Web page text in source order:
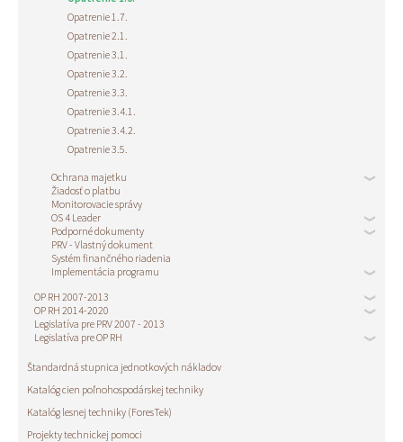
Opatrenie 1.7.
Opatrenie 2.1.
Opatrenie 3.1.
Opatrenie 3.2.
Opatrenie 3.3.
Opatrenie 3.4.1.
Opatrenie 3.4.2.
Opatrenie 3.5.
Ochrana majetku
Žiadosť o platbu
Monitorovacie správy
OS 4 Leader
Podporné dokumenty
PRV - Vlastný dokument
Systém finančného riadenia
Implementácia programu
OP RH 2007-2013
OP RH 2014-2020
Legislatíva pre PRV 2007 - 2013
Legislatíva pre OP RH
Štandardná stupnica jednotkových nákladov
Katalóg cien poľnohospodárskej techniky
Katalóg lesnej techniky (ForesTek)
Projekty technickej pomoci